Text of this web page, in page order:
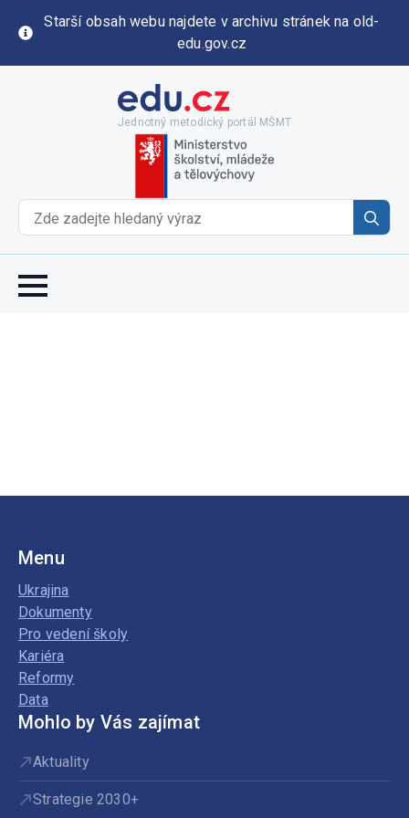
Starší obsah webu najdete v archivu stránek na old-
edu.gov.cz
Jednotný metodický portál MŠMT
for:
Menu
Ukrajina
Dokumenty
Pro vedení školy
Kariéra
Reformy
Data
Mohlo by Vás zajímat
Aktuality
Strategie 2030+